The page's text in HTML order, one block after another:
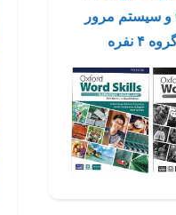
و سیستم مرور
۴ نفره